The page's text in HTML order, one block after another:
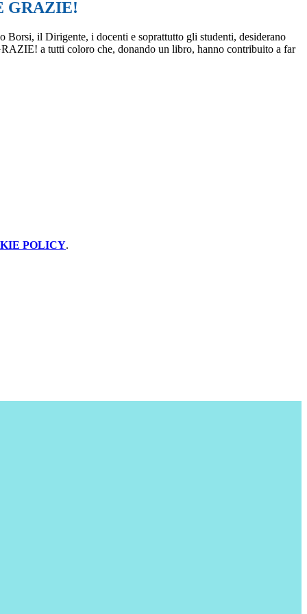
GRAZIE!
Borsi, il Dirigente, i docenti e soprattutto gli studenti, desiderano
a tutti coloro che, donando un libro, hanno contribuito a far
POLICY.